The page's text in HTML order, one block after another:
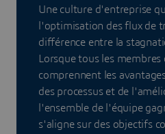
Une culture d'entreprise
l'optimisation des flux de
différence entre la
Lorsque tous les
comprennent les
des processus et de
l'ensemble de l'équipe
s'aligne sur des objectifs